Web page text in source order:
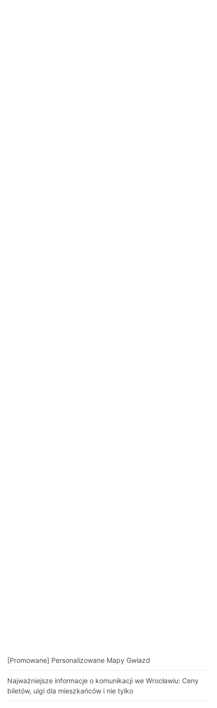
[Promowane] Personalizowane Mapy Gwiazd
Najważniejsze informacje o komunikacji we Wrocławiu: Ceny
biletów, ulgi dla mieszkańców i nie tylko